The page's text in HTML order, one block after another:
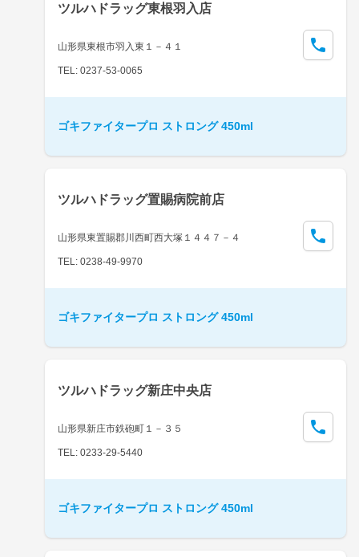
ツルハドラッグ東根羽入店
山形県東根市羽入東１－４１
TEL: 0237-53-0065
ゴキファイタープロ ストロング 450ml
ツルハドラッグ置賜病院前店
山形県東置賜郡川西町西大塚１４４７－４
TEL: 0238-49-9970
ゴキファイタープロ ストロング 450ml
ツルハドラッグ新庄中央店
山形県新庄市鉄砲町１－３５
TEL: 0233-29-5440
ゴキファイタープロ ストロング 450ml